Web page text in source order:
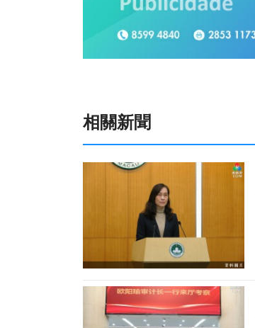
相關新聞